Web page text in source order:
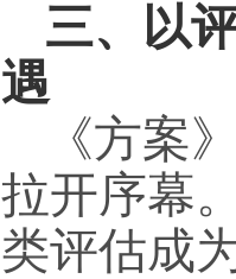
三、以
遇
《方案
拉开序幕
类评估成